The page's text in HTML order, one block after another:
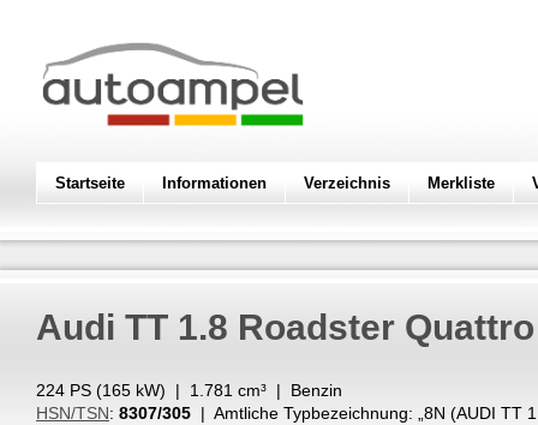
Startseite Informationen Verzeichnis Merkliste
Audi TT 1.8 Roadster Quattro
224 PS (165 kW) | 1.781 cm³ | Benzin
HSN/TSN: 8307/305 | Amtliche Typbezeichnung: „ 8N (AUDI TT